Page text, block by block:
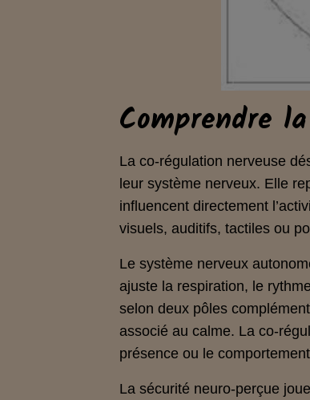
Comprendre
La co‑régulation nerveuse
leur système nerveux. Elle
influencent directement
visuels, auditifs, tactiles ou
Le système nerveux
ajuste la respiration, le
selon deux pôles
associé au calme. La
présence ou le
La sécurité neuro‑perçue